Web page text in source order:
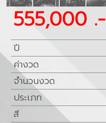
555,000 .-
ปี
ค่างวด
จำนวนงวด
ประเภท
สี